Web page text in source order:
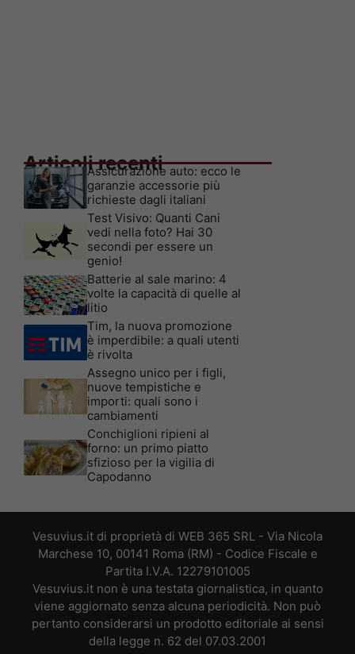
Articoli recenti
Assicurazione auto: ecco le
garanzie accessorie più
richieste dagli italiani
Test Visivo: Quanti Cani
vedi nella foto? Hai 30
secondi per essere un
genio!
Batterie al sale marino: 4
volte la capacità di quelle al
litio
Tim, la nuova promozione
è imperdibile: a quali utenti
è rivolta
Assegno unico per i figli,
nuove tempistiche e
importi: quali sono i
cambiamenti
Conchiglioni ripieni al
forno: un primo piatto
sfizioso per la vigilia di
Capodanno
Vesuvius.it di proprietà di WEB 365 SRL - Via Nicola
Marchese 10, 00141 Roma (RM) - Codice Fiscale e
Partita I.V.A. 12279101005
Vesuvius.it non è una testata giornalistica, in quanto
viene aggiornato senza alcuna periodicità. Non può
pertanto considerarsi un prodotto editoriale ai sensi
della legge n. 62 del 07.03.2001